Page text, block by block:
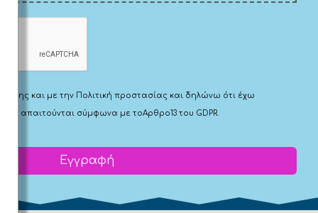
και με την Πολιτική προστασίας και δηλώνω ότι έχω
που απαιτούνται σύμφωνα με τοΑρθρο13 του GDPR.
Εγγραφή